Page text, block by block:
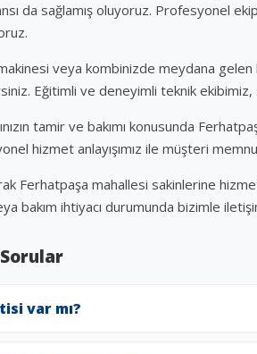
da sağlamış oluyoruz. Profesyonel
veya kombinizde meydana
Eğitimli ve deneyimli teknik
tamir ve bakımı konusunda
hizmet anlayışımız ile müşteri
Ferhatpaşa mahallesi sakinlerine
bakım ihtiyacı durumunda bizimle
var mı?